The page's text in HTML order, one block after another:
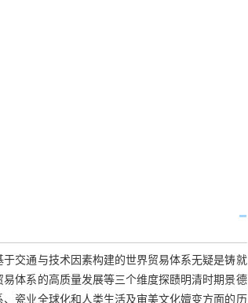
交通与技术因素构建的世界贸易体系无疑是铸就
体系的高质量发展等三个维度探赜明清时期景德
瓷业全球化和人类生活及审美文化嬗变方面的历